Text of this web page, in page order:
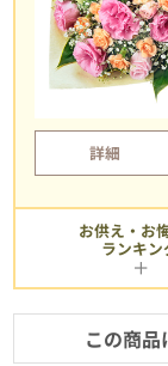
詳細
お供え・お
ランキン
この商